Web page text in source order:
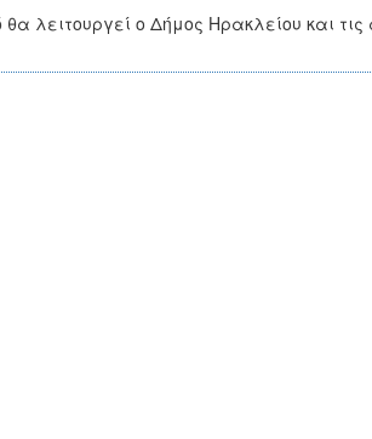
λειτουργεί ο Δήμος Ηρακλείου και τις